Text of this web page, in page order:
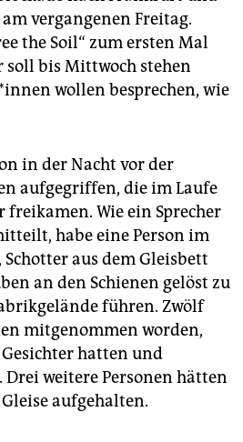
vergangenen Freitag.
the Soil“ zum ersten Mal
soll bis Mittwoch stehen
wollen besprechen, wie
in der Nacht vor der
aufgegriffen, die im Laufe
freikamen. Wie ein Sprecher
habe eine Person im
aus dem Gleisbett
an den Schienen gelöst zu
führen. Zwölf
mitgenommen worden,
hatten und
weitere Personen hätten
aufgehalten.